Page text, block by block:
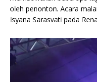
oleh penonton. Acara
Isyana Sarasvati pada